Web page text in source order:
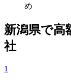
め
新潟県で高
社
1